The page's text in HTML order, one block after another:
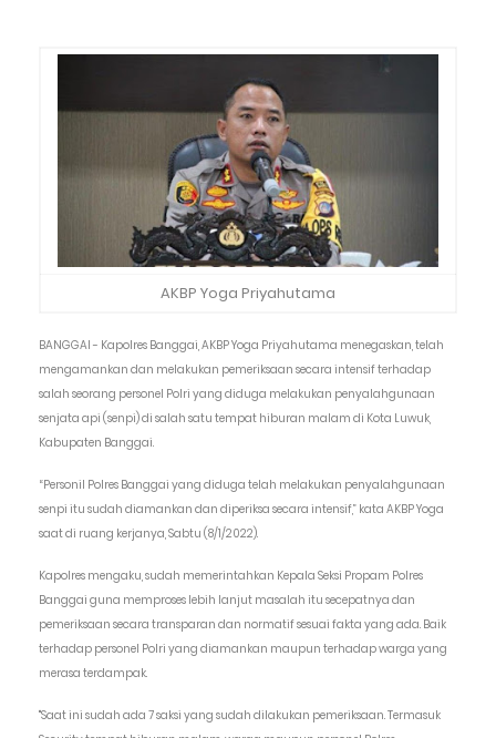
AKBP Yoga Priyahutama
BANGGAI - Kapolres Banggai, AKBP Yoga Priyahutama menegaskan, telah
mengamankan dan melakukan pemeriksaan secara intensif terhadap
salah seorang personel Polri yang diduga melakukan penyalahgunaan
senjata api (senpi) di salah satu tempat hiburan malam di Kota Luwuk,
Kabupaten Banggai.
“Personil Polres Banggai yang diduga telah melakukan penyalahgunaan
senpi itu sudah diamankan dan diperiksa secara intensif,” kata AKBP Yoga
saat di ruang kerjanya, Sabtu (8/1/2022).
Kapolres mengaku, sudah memerintahkan Kepala Seksi Propam Polres
Banggai guna memproses lebih lanjut masalah itu secepatnya dan
pemeriksaan secara transparan dan normatif sesuai fakta yang ada. Baik
terhadap personel Polri yang diamankan maupun terhadap warga yang
merasa terdampak.
"Saat ini sudah ada 7 saksi yang sudah dilakukan pemeriksaan. Termasuk